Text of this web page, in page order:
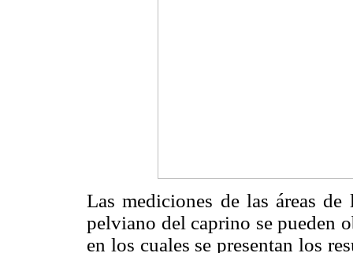
Las mediciones de las áreas
pelviano del caprino se pueden
en los cuales se presentan los